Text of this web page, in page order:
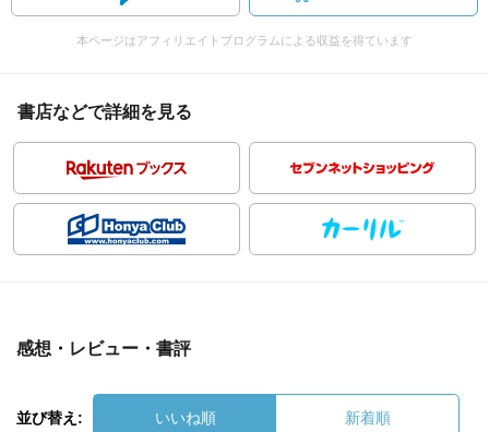
本ページはアフィリエイトプログラムによる収益を得ています
書店などで詳細を見る
感想・レビュー・書評
並び替え: いいね順 新着順